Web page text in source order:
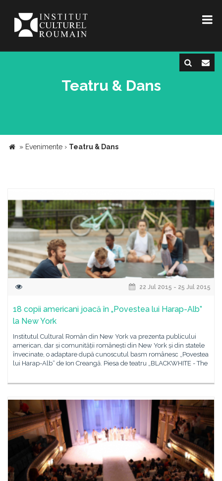
Teatru & Dans
» Evenimente › Teatru & Dans
22 Jul 2015 - 25 Jul 2015
18 copii americani joacă în „Povestea lui Harap-Alb”
la New York
Institutul Cultural Român din New York va prezenta publicului
american, dar și comunității românești din New York și din statele
învecinate, o adaptare după cunoscutul basm românesc „Povestea
lui Harap-Alb“ de Ion Creangă. Piesa de teatru „BLACKWHITE - The